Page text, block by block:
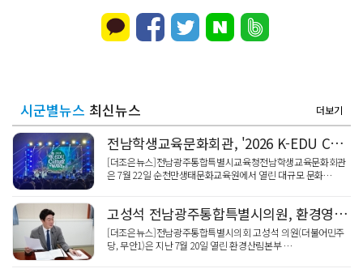
시군별뉴스 최신뉴스 더보기
전남학생교육문화회관, '2026 K-EDU Culture WAVE' 성황리에 마쳐
[더조은뉴스]전남광주통합특별시교육청전남학생교육문화회관
은 7월 22일 순천만생태문화교육원에서 열린 대규모 문화…
고성석 전남광주통합특별시의원, 환경영향평가 권한 이양에 따른 대응 체계 점검
[더조은뉴스]전남광주통합특별시의회 고성석 의원(더불어민주
당, 무안1)은 지난 7월 20일 열린 환경산림본부 …